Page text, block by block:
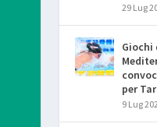
29 Lug
Giochi
per
9 Lug